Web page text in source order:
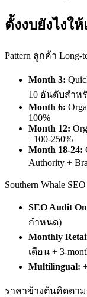
ตั้งงบยังไงใ
Pattern ลูกค้า Long-
Month 3:
10 อันดับสำหรั
Month 6:
100%
Month 12:
+100-250%
Month 18-24:
Authority +
Southern Whale
SEO Audit
กำหนด)
Monthly
เดือน + 3-
Multilingual:
ราคาข้างต้นคิดตาม